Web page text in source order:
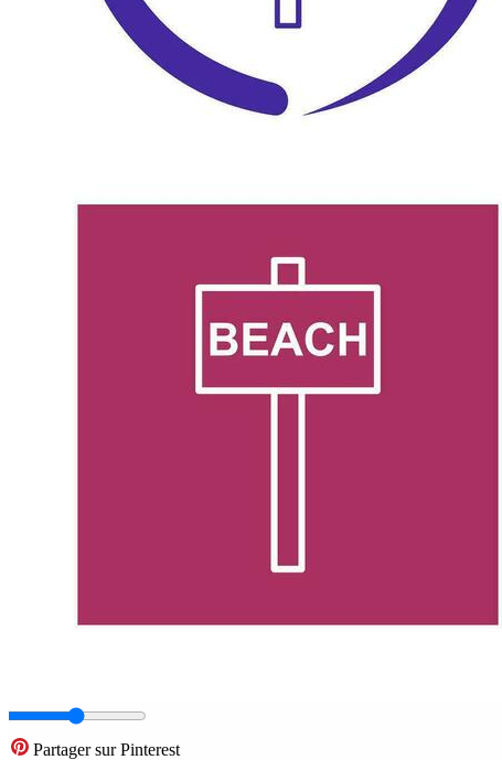
Partager sur Pinterest